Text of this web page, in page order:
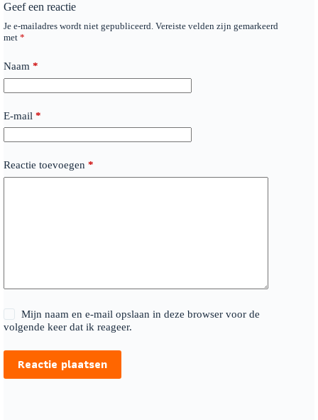
Geef een reactie
Je e-mailadres wordt niet gepubliceerd. Vereiste velden zijn gemarkeerd
met *
Naam *
E-mail *
Reactie toevoegen *
Mijn naam en e-mail opslaan in deze browser voor de
volgende keer dat ik reageer.
Reactie plaatsen